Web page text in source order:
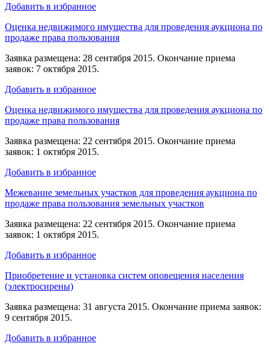
Добавить в избранное
Оценка недвижимого имущества для проведения аукциона по
продаже права пользования
Заявка размещена: 28 сентября 2015. Окончание приема
заявок: 7 октября 2015.
Добавить в избранное
Оценка недвижимого имущества для проведения аукциона по
продаже права пользования
Заявка размещена: 22 сентября 2015. Окончание приема
заявок: 1 октября 2015.
Добавить в избранное
Межевание земельных участков для проведения аукциона по
продаже права пользования земельных участков
Заявка размещена: 22 сентября 2015. Окончание приема
заявок: 1 октября 2015.
Добавить в избранное
Приобретение и установка систем оповещения населения
(электросирены)
Заявка размещена: 31 августа 2015. Окончание приема заявок:
9 сентября 2015.
Добавить в избранное